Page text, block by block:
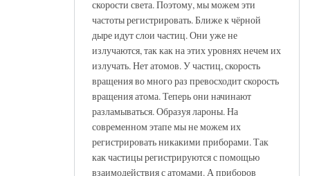
скорости света. Поэтому, мы можем эти
частоты регистрировать. Ближе к чёрной
дыре идут слои частиц. Они уже не
излучаются, так как на этих уровнях нечем их
излучать. Нет атомов. У частиц, скорость
вращения во много раз превосходит скорость
вращения атома. Теперь они начинают
разламываться. Образуя лароны. На
современном этапе мы не можем их
регистрировать никакими приборами. Так
как частицы регистрируются с помощью
взаимодействия с атомами. А приборов